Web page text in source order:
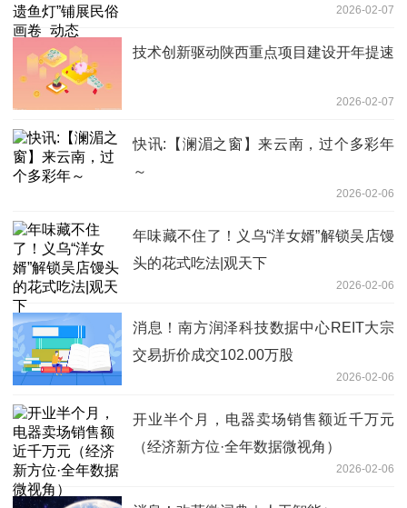
2026-02-07
技术创新驱动陕西重点项目建设开年提速
2026-02-07
快讯:【澜湄之窗】来云南，过个多彩年
～
2026-02-06
年味藏不住了！义乌“洋女婿”解锁吴店馒
头的花式吃法|观天下
2026-02-06
消息！南方润泽科技数据中心REIT大宗
交易折价成交102.00万股
2026-02-06
开业半个月，电器卖场销售额近千万元
（经济新方位·全年数据微视角）
2026-02-06